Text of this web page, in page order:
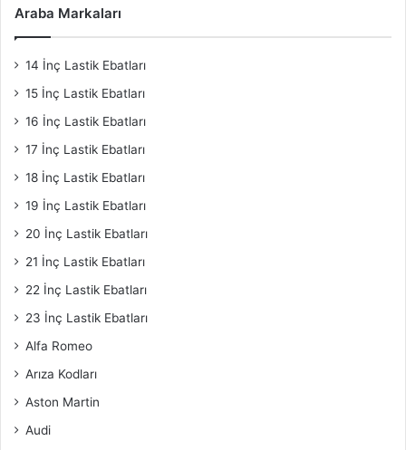
Araba Markaları
14 İnç Lastik Ebatları
15 İnç Lastik Ebatları
16 İnç Lastik Ebatları
17 İnç Lastik Ebatları
18 İnç Lastik Ebatları
19 İnç Lastik Ebatları
20 İnç Lastik Ebatları
21 İnç Lastik Ebatları
22 İnç Lastik Ebatları
23 İnç Lastik Ebatları
Alfa Romeo
Arıza Kodları
Aston Martin
Audi